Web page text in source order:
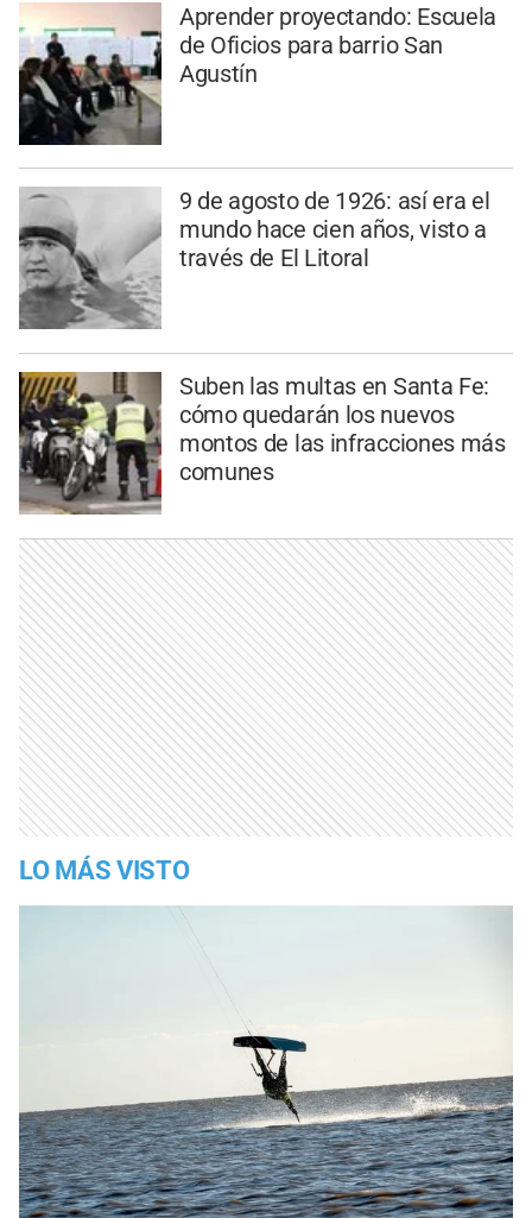
Aprender proyectando: Escuela
de Oficios para barrio San
Agustín
9 de agosto de 1926: así era el
mundo hace cien años, visto a
través de El Litoral
Suben las multas en Santa Fe:
cómo quedarán los nuevos
montos de las infracciones más
comunes
LO MÁS VISTO